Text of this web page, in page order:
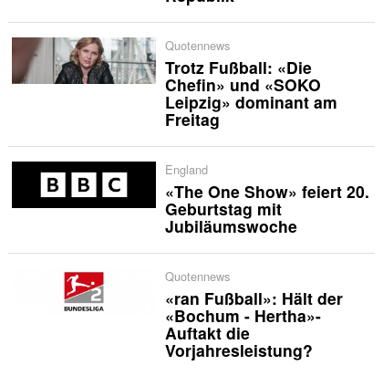
Quotennews
Trotz Fußball: «Die
Chefin» und «SOKO
Leipzig» dominant am
Freitag
England
«The One Show» feiert 20.
Geburtstag mit
Jubiläumswoche
Quotennews
«ran Fußball»: Hält der
«Bochum - Hertha»-
Auftakt die
Vorjahresleistung?